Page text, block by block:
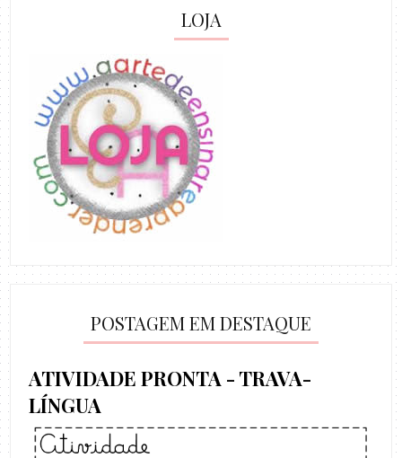
LOJA
POSTAGEM EM DESTAQUE
ATIVIDADE PRONTA - TRAVA-
LÍNGUA